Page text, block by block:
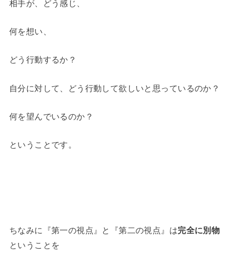
相手が、どう感じ、
何を想い、
どう行動するか？
自分に対して、どう行動して欲しいと思っているのか？
何を望んでいるのか？
ということです。
ちなみに『第一の視点』と『第二の視点』は完全に別物
ということを